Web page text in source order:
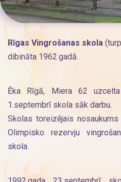
Rīgas Vingrošanas skola
dibināta 1962.gadā.
Ēka Rīgā, Miera 62
1.septembrī skola sāk darbu.
Skolas toreizējais
Olimpisko rezervju
skola.